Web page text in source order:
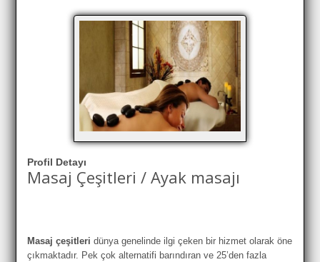
Profil Detayı
Masaj Çeşitleri / Ayak masajı
Masaj çeşitleri dünya genelinde ilgi çeken bir hizmet olarak öne
çıkmaktadır. Pek çok alternatifi barındıran ve 25’den fazla